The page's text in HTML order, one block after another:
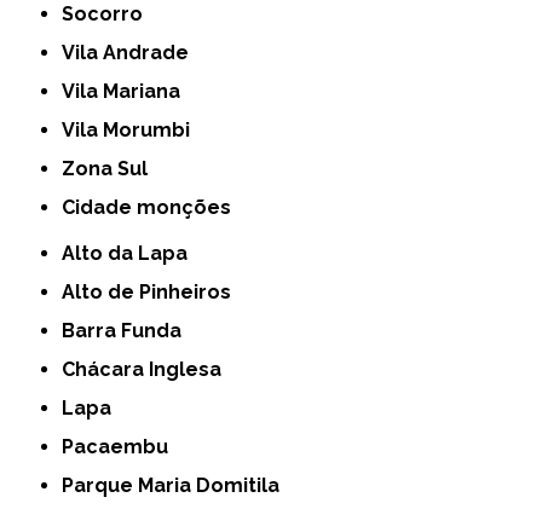
Socorro
Vila Andrade
Vila Mariana
Vila Morumbi
Zona Sul
cidade monções
Alto da Lapa
Alto de Pinheiros
Barra Funda
Chácara Inglesa
Lapa
Pacaembu
Parque Maria Domitila